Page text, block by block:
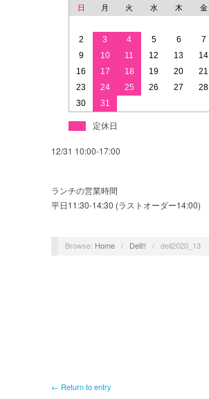
日 月 火 水 木 金
2
3 4 5 6 7
9
10 11 12 13 14
16
17 18 19 20 21
23
24 25 26 27 28
30
31
定休日
12/31 10:00-17:00
ランチの営業時間
平日11:30-14:30 (ラストオーダー14:00)
Browse: Home / Deli!! / deli2020_13
← Return to entry